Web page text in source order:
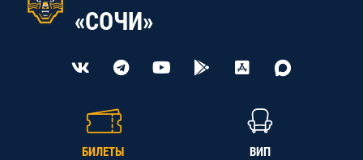
«СОЧИ»
БИЛЕТЫ ВИП